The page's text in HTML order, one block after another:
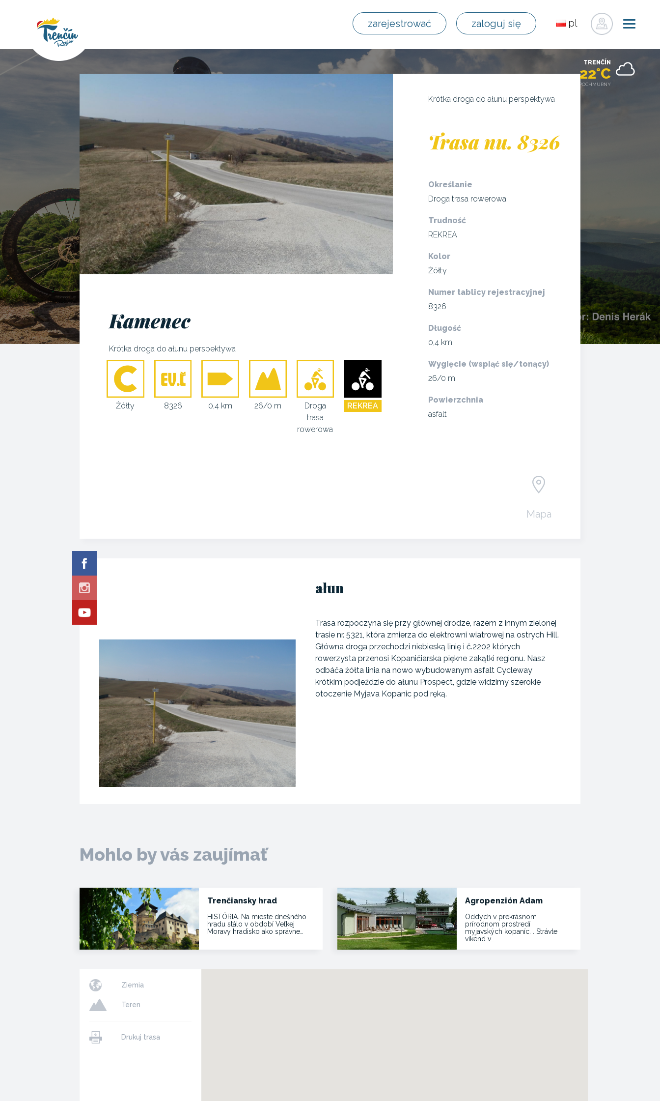
zarejestrować zaloguj się
pl
de
TRENČÍN
22°C
POCHMURNY
Krótka droga do ałunu perspektywa
Trasa nu. 8326
Określanie
Droga trasa rowerowa
Trudność
REKREA
Kolor
Żółty
Numer tablicy rejestracyjnej
8326
Długość
0,4 km
Wygięcie (wspiąć się/tonący)
26/0 m
Powierzchnia
asfalt
Kamenec
Krótka droga do ałunu perspektywa
Żółty 8326 0,4 km 26/0 m
Droga
trasa
rowerowa
REKREA
Mapa
ałun
Trasa rozpoczyna się przy głównej drodze, razem z innym zielonej
trasie nr. 5321, która zmierza do elektrowni wiatrowej na ostrych Hill.
Główna droga przechodzi niebieską linię i č.2202 których
rowerzysta przenosi Kopaničiarska piękne zakątki regionu. Nasz
odbáča żółta linia na nowo wybudowanym asfalt Cycleway
krótkim podjeździe do ałunu Prospect, gdzie widzimy szerokie
otoczenie Myjava Kopanic pod ręką.
Mohlo by vás zaujímať
Trenčiansky hrad
HISTÓRIA. Na mieste dnešného
hradu stálo v období Veľkej
Moravy hradisko ako správne…
Agropenzión Adam
Oddych v prekrásnom
prírodnom prostredí
myjavských kopaníc. . Strávte
víkend v…
Ziemia
Teren
Drukuj trasa